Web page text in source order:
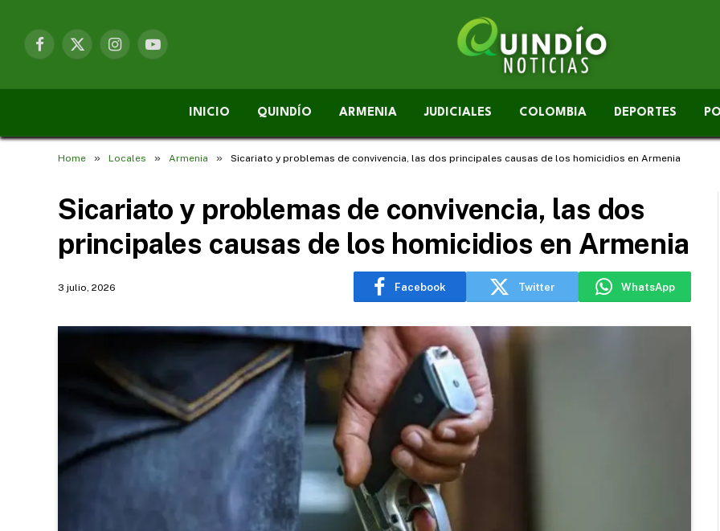
Facebook
X
InstagramYouTube
INICIO QUINDÍO ARMENIA JUDICIALES COLOMBIA DEPORTES
Home » Locales » Armenia » Sicariato y problemas de convivencia, las dos principales causas de los homicidios en Armenia
Sicariato y problemas de convivencia, las dos
principales causas de los homicidios en Armenia
3 julio, 2026 Facebook Twitter WhatsApp